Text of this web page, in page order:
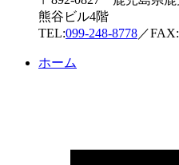
熊谷ビル4階
TEL:099-248-8778／
ホーム